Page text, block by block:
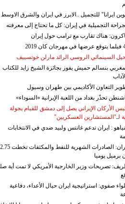
ايرانا" للتجميل ..الابرز في ايران والشرق الاوسط
التجميلية في إيران: كل ما تحتاج إلى معرفته
هناك تقارب مع ترامب حول إيران
2019
السينمائي الروسي الرائد مارلن خوتسييف
بنسالم حميش يفوز بجائزة الشيخ زايد للكتاب
التعاون الأكاديمي بين طهران وسيول
تحذّر بغداد من اللعبة الإيرانية «السوداء»
الأركان الإيراني يصل إلى دمشق للقيام بجولة
لـ"المستشارين العسكريين"
: ايران تدعم غانتس ولبيد ضدي في الانتخابات
إيران: الصادرات الشهریة للنفط والمكثفات تخطت 2.75
برميل يوميا
تصريحات وزير الخارجية الأمريكي لا تمت أية
صفوي: استراتيجية ايران حيال الأعداء، دفاعية